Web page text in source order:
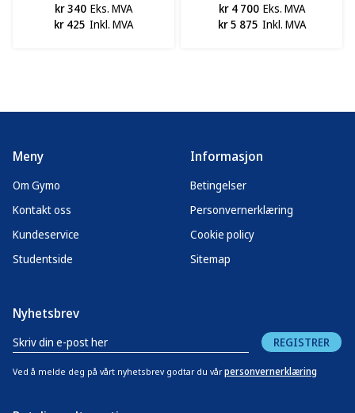
kr 340 Eks. MVA
kr 425 Inkl. MVA
kr 4 700 Eks. MVA
kr 5 875 Inkl. MVA
Meny
Om Gymo
Kontakt oss
Kundeservice
Studentside
Informasjon
Betingelser
Personvernerklæring
Cookie policy
Sitemap
Nyhetsbrev
REGISTRER
Ved å melde deg på vårt nyhetsbrev godtar du vår personvernerklæring